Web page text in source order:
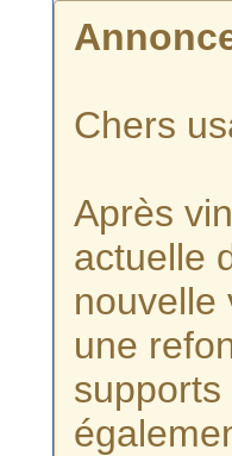
Chers
Après
actuelle
nouvelle
une